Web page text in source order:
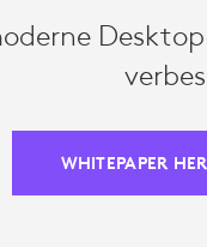
WHITEPAPER